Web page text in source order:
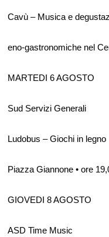
Cavù – Musica e
eno-gastronomiche nel
MARTEDI 6 AGOSTO
Sud Servizi Generali
Ludobus – Giochi in legno
Piazza Giannone • ore
GIOVEDI 8 AGOSTO
ASD Time Music